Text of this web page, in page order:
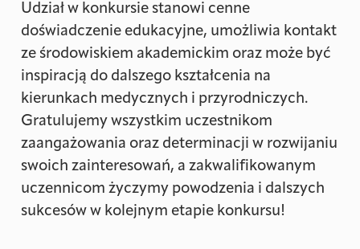
Udział w konkursie stanowi cenne
doświadczenie edukacyjne, umożliwia kontakt
ze środowiskiem akademickim oraz może być
inspiracją do dalszego kształcenia na
kierunkach medycznych i przyrodniczych.
Gratulujemy wszystkim uczestnikom
zaangażowania oraz determinacji w rozwijaniu
swoich zainteresowań, a zakwalifikowanym
uczennicom życzymy powodzenia i dalszych
sukcesów w kolejnym etapie konkursu!